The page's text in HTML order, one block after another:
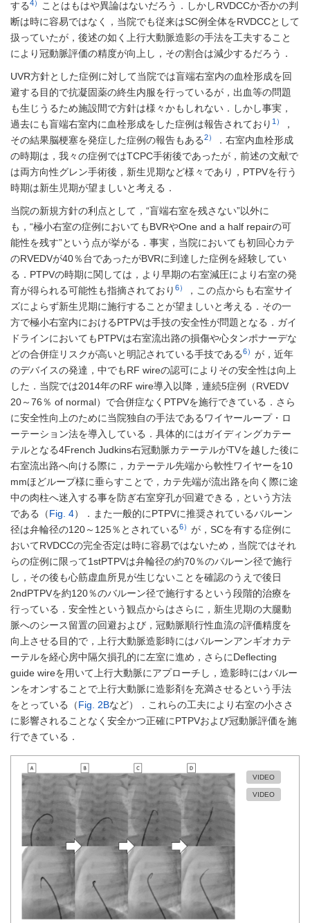
する4） ことはもはや異論はないだろう．しかしRVDCCか否かの判
断は時に容易ではなく，当院でも従来はSC例全体をRVDCCとして
扱っていたが，後述の如く上行大動脈造影の手法を工夫すること
により冠動脈評価の精度が向上し，その割合は減少するだろう．
UVR方針とした症例に対して当院では盲端右室内の血栓形成を回
避する目的で抗凝固薬の終生内服を行っているが，出血等の問題
も生じうるため施設間で方針は様々かもしれない．しかし事実，
過去にも盲端右室内に血栓形成をした症例は報告されており 1）
，
その結果脳梗塞を発症した症例の報告もある2）
．右室内血栓形成
の時期は，我々の症例ではTCPC手術後であったが，前述の文献で
は両方向性グレン手術後，新生児期など様々であり，PTPVを行う
時期は新生児期が望ましいと考える．
当院の新規方針の利点として，“盲端右室を残さない”以外に
も，“極小右室の症例においてもBVRやOne and a half repairの可
能性を残す”という点が挙がる．事実，当院においても初回心カテ
のRVEDVが40％台であったがBVRに到達した症例を経験してい
る．PTPVの時期に関しては，より早期の右室減圧により右室の発
育が得られる可能性も指摘されており 6）
，この点からも右室サイ
ズによらず新生児期に施行することが望ましいと考える．その一
方で極小右室内におけるPTPVは手技の安全性が問題となる．ガイ
ドラインにおいてもPTPVは右室流出路の損傷や心タンポナーデな
どの合併症リスクが高いと明記されている手技である6） が，近年
のデバイスの発達，中でもRF wireの認可によりその安全性は向上
した．当院では2014年のRF wire導入以降，連続5症例（RVEDV
20～76％ of normal）で合併症なくPTPVを施行できている．さら
に安全性向上のために当院独自の手法であるワイヤーループ・ロ
ーテーション法を導入している．具体的にはガイディングカテー
テルとなる4French Judkins右冠動脈カテーテルがTVを越した後に
右室流出路へ向ける際に，カテーテル先端から軟性ワイヤーを10
mmほどループ様に垂らすことで，カテ先端が流出路を向く際に途
中の肉柱へ迷入する事を防ぎ右室穿孔が回避できる，という方法
である（Fig. 4）．また一般的にPTPVに推奨されているバルーン
径は弁輪径の120～125％とされている6） が，SCを有する症例に
おいてRVDCCの完全否定は時に容易ではないため，当院ではそれ
らの症例に限って1stPTPVは弁輪径の約70％のバルーン径で施行
し，その後も心筋虚血所見が生じないことを確認のうえで後日
2ndPTPVを約120％のバルーン径で施行するという段階的治療を
行っている．安全性という観点からはさらに，新生児期の大腿動
脈へのシース留置の回避および，冠動脈順行性血流の評価精度を
向上させる目的で，上行大動脈造影時にはバルーンアンギオカテ
ーテルを経心房中隔欠損孔的に左室に進め，さらにDeflecting
guide wireを用いて上行大動脈にアプローチし，造影時にはバルー
ンをオンすることで上行大動脈に造影剤を充満させるという手法
をとっている（Fig. 2Bなど）．これらの工夫により右室の小ささ
に影響されることなく安全かつ正確にPTPVおよび冠動脈評価を施
行できている．
VIDEO
VIDEO